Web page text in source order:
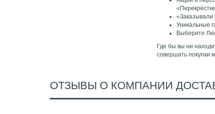
«Заказывали
Уникальные
Выберите
Где бы вы ни
совершать покупки
ОТЗЫВЫ О КОМПАНИИ